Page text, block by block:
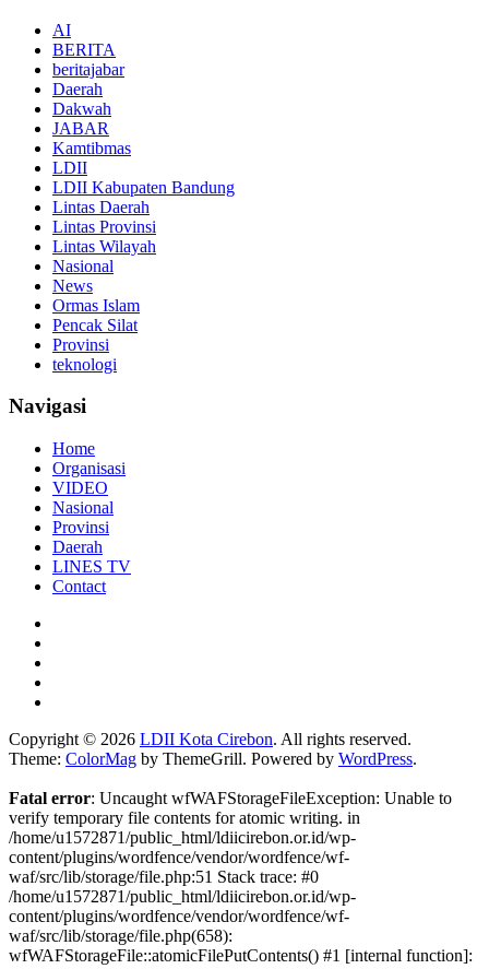
AI
BERITA
beritajabar
Daerah
Dakwah
JABAR
Kamtibmas
LDII
LDII Kabupaten Bandung
Lintas Daerah
Lintas Provinsi
Lintas Wilayah
Nasional
News
Ormas Islam
Pencak Silat
Provinsi
teknologi
Navigasi
Home
Organisasi
VIDEO
Nasional
Provinsi
Daerah
LINES TV
Contact
Copyright © 2026 LDII Kota Cirebon. All rights reserved.
Theme: ColorMag by ThemeGrill. Powered by WordPress.
Fatal error: Uncaught wfWAFStorageFileException: Unable to
verify temporary file contents for atomic writing. in
/home/u1572871/public_html/ldiicirebon.or.id/wp-
content/plugins/wordfence/vendor/wordfence/wf-
waf/src/lib/storage/file.php:51 Stack trace: #0
/home/u1572871/public_html/ldiicirebon.or.id/wp-
content/plugins/wordfence/vendor/wordfence/wf-
waf/src/lib/storage/file.php(658):
wfWAFStorageFile::atomicFilePutContents() #1 [internal function]: